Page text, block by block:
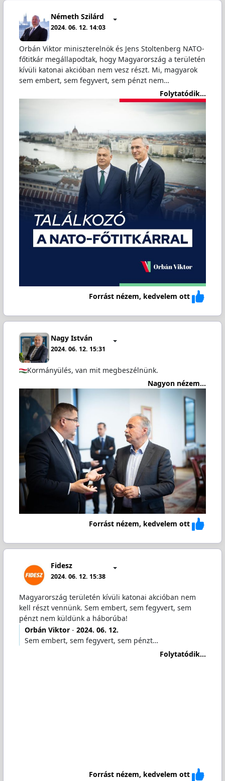
Németh Szilárd
2024. 06. 12. 14:03
Orbán Viktor miniszterelnök és Jens Stoltenberg NATO-
főtitkár megállapodtak, hogy Magyarország a területén
kívüli katonai akcióban nem vesz részt. Mi, magyarok
sem embert, sem fegyvert, sem pénzt nem…
Folytatódik...
Forrást nézem, kedvelem ott
Nagy István
2024. 06. 12. 15:31
Kormányülés, van mit megbeszélnünk.
Nagyon nézem...
Forrást nézem, kedvelem ott
Fidesz
2024. 06. 12. 15:38
Magyarország területén kívüli katonai akcióban nem
kell részt vennünk. Sem embert, sem fegyvert, sem
pénzt nem küldünk a háborúba!
Orbán Viktor- 2024. 06. 12.
Sem embert, sem fegyvert, sem pénzt…
Folytatódik...
Forrást nézem, kedvelem ott